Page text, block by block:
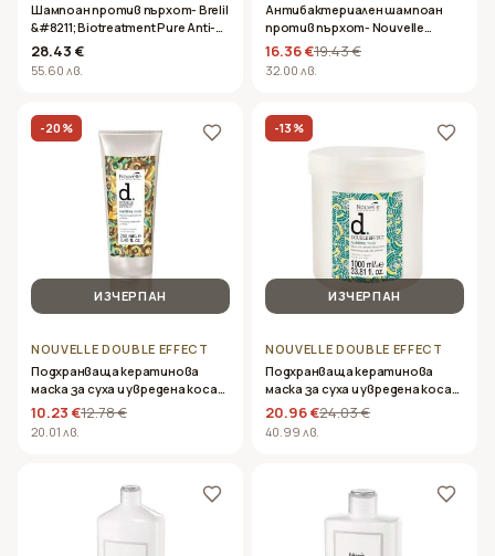
Шампоан против пърхот- Brelil
&#8211; Biotreatment Pure Anti-
Dandruff Shampoo 250ml
28.43 €
55.60 лв.
Антибактериален шампоан
против пърхот- Nouvelle
&#8211; Kapillixine Clean Sense
Shampoo 1000ml
16.36 €19.43 €
32.00 лв.
-20 %
ИЗЧЕРПАН
NOUVELLE DOUBLE EFFECT
Подхранваща кератинова
маска за суха и увредена коса-
Nouvelle &#8211; Double Effect
Nutritive Mask 250ml
10.23 €12.78 €
20.01 лв.
-13 %
ИЗЧЕРПАН
NOUVELLE DOUBLE EFFECT
Подхранваща кератинова
маска за суха и увредена коса-
Nouvelle &#8211; Double Effect
Nutritive Mask 1000ml
20.96 €24.03 €
40.99 лв.